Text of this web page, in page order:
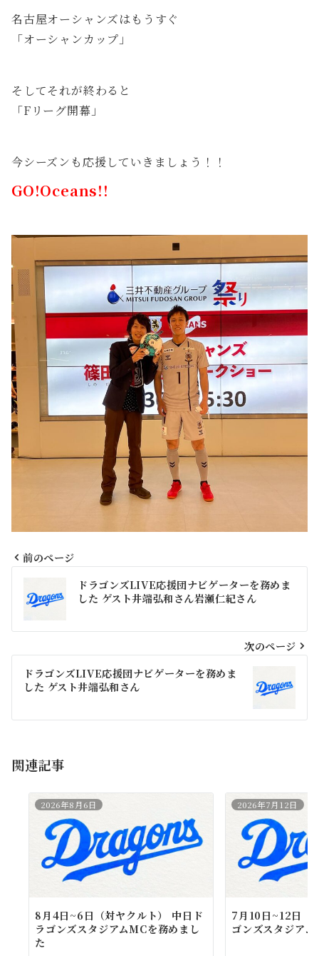
名古屋オーシャンズはもうすぐ
「オーシャンカップ」
そしてそれが終わると
「Fリーグ開幕」
今シーズンも応援していきましょう！！
GO!Oceans!!
稿
ナ
ビ
シ
ン
前のページ
ドラゴンズLIVE応援団ナビゲーターを務めま
した ゲスト井端弘和さん岩瀬仁紀さん
次のページ
ドラゴンズLIVE応援団ナビゲーターを務めま
した ゲスト井端弘和さん
関連記事
2026年8月6日
8月4日~6日（対ヤクルト） 中日ド
ラゴンズスタジアムMCを務めまし
た
2026年7月12日
7月10日~12日（
ゴンズスタジア